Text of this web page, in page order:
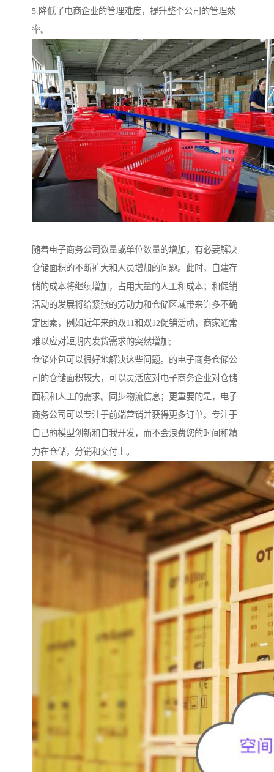
5.降低了电商企业的管理难度，提升整个公司的管理效
率。
随着电子商务公司数量或单位数量的增加，有必要解决
仓储面积的不断扩大和人员增加的问题。此时，自建存
储的成本将继续增加，占用大量的人工和成本；和促销
活动的发展将给紧张的劳动力和仓储区域带来许多不确
定因素，例如近年来的双11和双12促销活动，商家通常
难以应对短期内发货需求的突然增加;
仓储外包可以很好地解决这些问题。的电子商务仓储公
司的仓储面积较大，可以灵活应对电子商务企业对仓储
面积和人工的需求。同步物流信息；更重要的是，电子
商务公司可以专注于前端营销并获得更多订单。专注于
自己的模型创新和自我开发，而不会浪费您的时间和精
力在仓储，分销和交付上。